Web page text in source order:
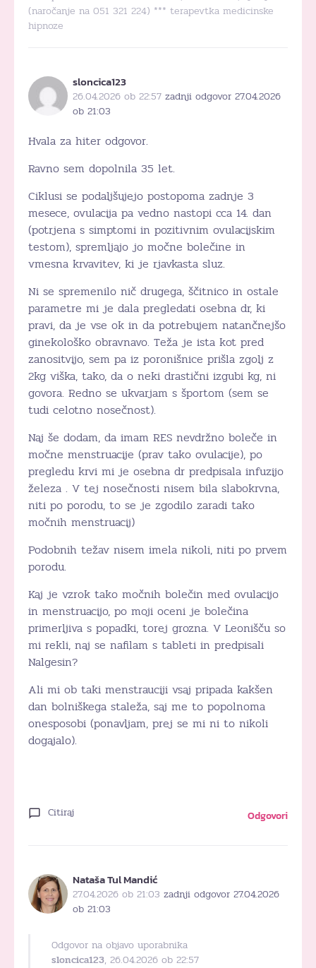
(naročanje na 051 321 224) *** terapevtka medicinske
hipnoze
sloncica123
26.04.2026 ob 22:57 zadnji odgovor 27.04.2026
ob 21:03
Hvala za hiter odgovor.
Ravno sem dopolnila 35 let.
Ciklusi se podaljšujejo postopoma zadnje 3
mesece, ovulacija pa vedno nastopi cca 14. dan
(potrjena s simptomi in pozitivnim ovulacijskim
testom), spremljajo jo močne bolečine in
vmesna krvavitev, ki je rjavkasta sluz.
Ni se spremenilo nič drugega, ščitnico in ostale
parametre mi je dala pregledati osebna dr, ki
pravi, da je vse ok in da potrebujem natančnejšo
ginekološko obravnavo. Teža je ista kot pred
zanositvijo, sem pa iz poronišnice prišla zgolj z
2kg viška, tako, da o neki drastični izgubi kg, ni
govora. Redno se ukvarjam s športom (sem se
tudi celotno nosečnost).
Naj še dodam, da imam RES nevdržno boleče in
močne menstruacije (prav tako ovulacije), po
pregledu krvi mi je osebna dr predpisala infuzijo
železa . V tej nosečnosti nisem bila slabokrvna,
niti po porodu, to se je zgodilo zaradi tako
močnih menstruacij)
Podobnih težav nisem imela nikoli, niti po prvem
porodu.
Kaj je vzrok tako močnih bolečin med ovulacijo
in menstruacijo, po moji oceni je bolečina
primerljiva s popadki, torej grozna. V Leonišču so
mi rekli, naj se nafilam s tableti in predpisali
Nalgesin?
Ali mi ob taki menstrauciji vsaj pripada kakšen
dan bolniškega staleža, saj me to popolnoma
onesposobi (ponavljam, prej se mi ni to nikoli
dogajalo).
Citiraj Odgovori
Nataša Tul Mandić
27.04.2026 ob 21:03 zadnji odgovor 27.04.2026
ob 21:03
Odgovor na objavo uporabnika
sloncica123, 26.04.2026 ob 22:57